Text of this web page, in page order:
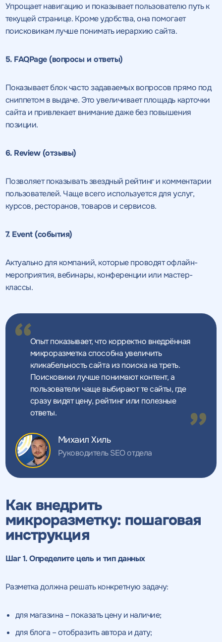
Упрощает навигацию и показывает пользователю путь к
текущей странице. Кроме удобства, она помогает
поисковикам лучше понимать иерархию сайта.
5. FAQPage (вопросы и ответы)
Показывает блок часто задаваемых вопросов прямо под
сниппетом в выдаче. Это увеличивает площадь карточки
сайта и привлекает внимание даже без повышения
позиции.
6. Review (отзывы)
Позволяет показывать звездный рейтинг и комментарии
пользователей. Чаще всего используется для услуг,
курсов, ресторанов, товаров и сервисов.
7. Event (события)
Актуально для компаний, которые проводят офлайн-
мероприятия, вебинары, конференции или мастер-
классы.
Опыт показывает, что корректно внедрённая
микроразметка способна увеличить
кликабельность сайта из поиска на треть.
Поисковики лучше понимают контент, а
пользователи чаще выбирают те сайты, где
сразу видят цену, рейтинг или полезные
ответы.
Михаил Хиль
Руководитель SEO отдела
Как внедрить
микроразметку: пошаговая
инструкция
Шаг 1. Определите цель и тип данных
Разметка должна решать конкретную задачу:
для магазина – показать цену и наличие;
для блога – отобразить автора и дату;